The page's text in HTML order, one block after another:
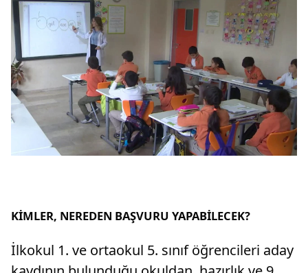
KİMLER, NEREDEN BAŞVURU YAPABİLECEK?
İlkokul 1. ve ortaokul 5. sınıf öğrencileri aday